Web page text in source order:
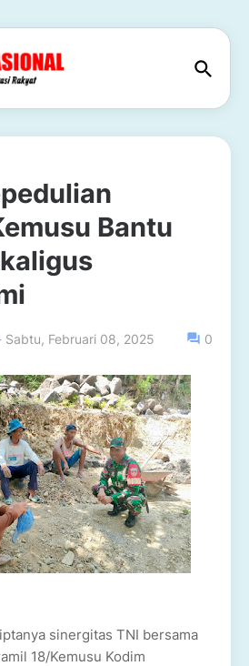
Bantu
Sabtu, Februari 08, 2025 0
sinergitas TNI bersama
18/Kemusu Kodim